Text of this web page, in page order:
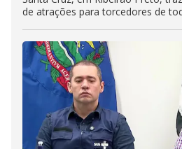
de atrações para torcedores de